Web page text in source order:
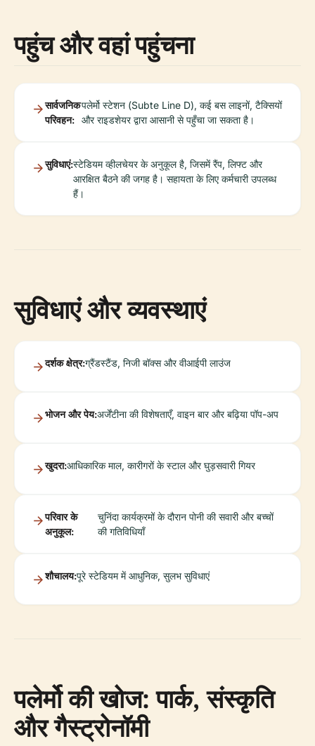
पहुंच और वहां पहुंचना
सार्वजनिक
परिवहन:
पलेर्मो स्टेशन (Subte Line D), कई बस लाइनों, टैक्सियों
और राइडशेयर द्वारा आसानी से पहुँचा जा सकता है।
सुविधाएं:स्टेडियम व्हीलचेयर के अनुकूल है, जिसमें रैंप, लिफ्ट और
आरक्षित बैठने की जगह है। सहायता के लिए कर्मचारी उपलब्ध
हैं।
सुविधाएं और व्यवस्थाएं
दर्शक क्षेत्र:ग्रैंडस्टैंड, निजी बॉक्स और वीआईपी लाउंज
भोजन और पेय:अर्जेंटीना की विशेषताएँ, वाइन बार और बढ़िया पॉप-अप
खुदरा:आधिकारिक माल, कारीगरों के स्टाल और घुड़सवारी गियर
परिवार के
अनुकूल:
चुनिंदा कार्यक्रमों के दौरान पोनी की सवारी और बच्चों
की गतिविधियाँ
शौचालय:पूरे स्टेडियम में आधुनिक, सुलभ सुविधाएं
पलेर्मो की खोज: पार्क, संस्कृति
और गैस्ट्रोनॉमी